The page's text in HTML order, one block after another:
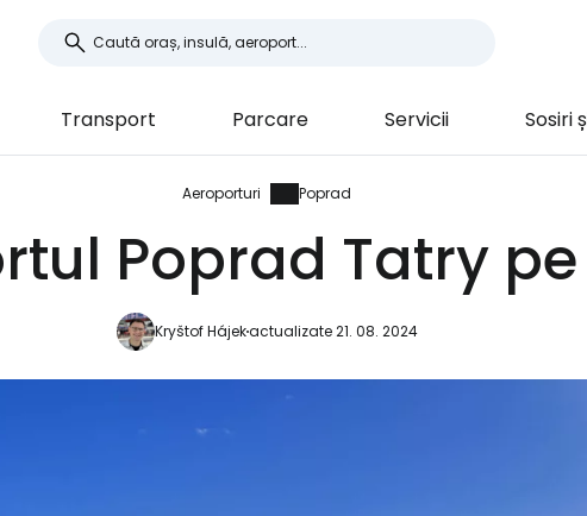
Transport Parcare Servicii Sosiri
Aeroporturi Poprad
Poprad Tatry
Kryštof Hájekactualizate 21. 08. 2024